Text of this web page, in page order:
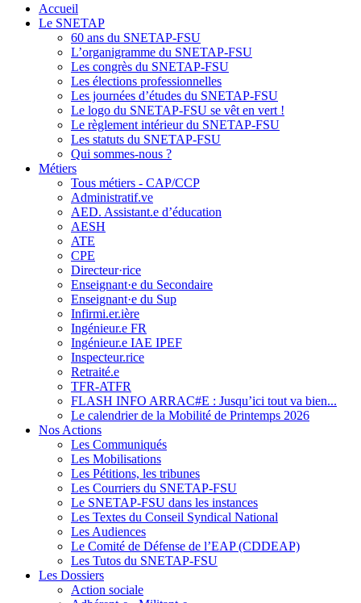
Accueil
Le SNETAP
60 ans du SNETAP-FSU
L’organigramme du SNETAP-FSU
Les congrès du SNETAP-FSU
Les élections professionnelles
Les journées d’études du SNETAP-FSU
Le logo du SNETAP-FSU se vêt en vert !
Le règlement intérieur du SNETAP-FSU
Les statuts du SNETAP-FSU
Qui sommes-nous ?
Métiers
Tous métiers - CAP/CCP
Administratif.ve
AED. Assistant.e d’éducation
AESH
ATE
CPE
Directeur·rice
Enseignant·e du Secondaire
Enseignant·e du Sup
Infirmi.er.ière
Ingénieur.e FR
Ingénieur.e IAE IPEF
Inspecteur.rice
Retraité.e
TFR-ATFR
FLASH INFO ARRAC#E : Jusqu’ici tout va bien...
Le calendrier de la Mobilité de Printemps 2026
Nos Actions
Les Communiqués
Les Mobilisations
Les Pétitions, les tribunes
Les Courriers du SNETAP-FSU
Le SNETAP-FSU dans les instances
Les Textes du Conseil Syndical National
Les Audiences
Le Comité de Défense de l’EAP (CDDEAP)
Les Tutos du SNETAP-FSU
Les Dossiers
Action sociale